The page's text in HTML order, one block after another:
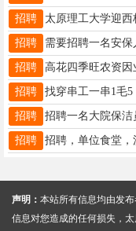
招聘
招聘
招聘
招聘
招聘
招聘
声明： 本站所有信息均由发
信息对您造成的任何损失，太